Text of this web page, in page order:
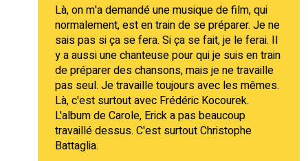
Là, on m'a demandé une musique de film, qui
normalement, est en train de se préparer. Je ne
sais pas si ça se fera. Si ça se fait, je le ferai. Il
y a aussi une chanteuse pour qui je suis en train
de préparer des chansons, mais je ne travaille
pas seul. Je travaille toujours avec les mêmes.
Là, c'est surtout avec Frédéric Kocourek.
L'album de Carole, Erick a pas beaucoup
travaillé dessus. C'est surtout Christophe
Battaglia.